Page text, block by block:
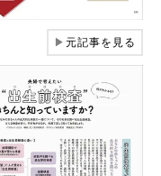
▶元記事を見る